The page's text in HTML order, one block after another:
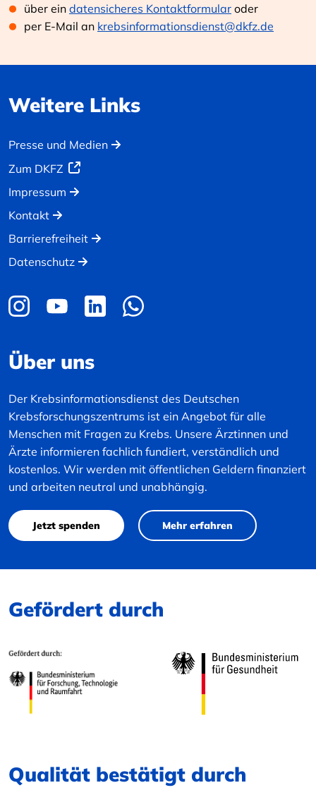
über ein datensicheres Kontaktformular oder
per E-Mail an krebsinformationsdienst@dkfz.de
Weitere Links
Presse und Medien
Zum DKFZ
Impressum
Kontakt
Barrierefreiheit
Datenschutz
Über uns
Der Krebsinformationsdienst des Deutschen
Krebsforschungszentrums ist ein Angebot für alle
Menschen mit Fragen zu Krebs. Unsere Ärztinnen und
Ärzte informieren fachlich fundiert, verständlich und
kostenlos. Wir werden mit öffentlichen Geldern finanziert
und arbeiten neutral und unabhängig.
Jetzt spenden Mehr erfahren
Gefördert durch
Qualität bestätigt durch